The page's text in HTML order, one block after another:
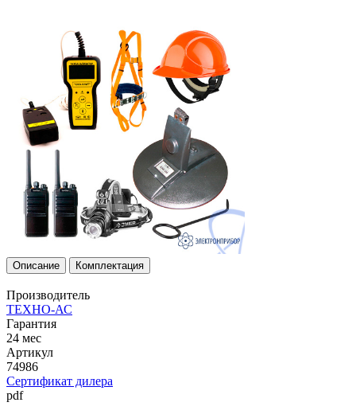
Описание Комплектация
Производитель
ТЕХНО-АС
Гарантия
24 мес
Артикул
74986
Сертификат дилера
pdf